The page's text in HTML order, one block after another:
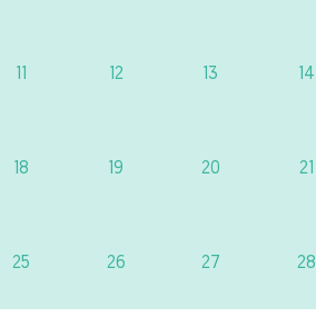
11 12 13 14
18 19 20 21
25 26 27 28